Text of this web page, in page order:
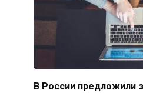
В России предложили